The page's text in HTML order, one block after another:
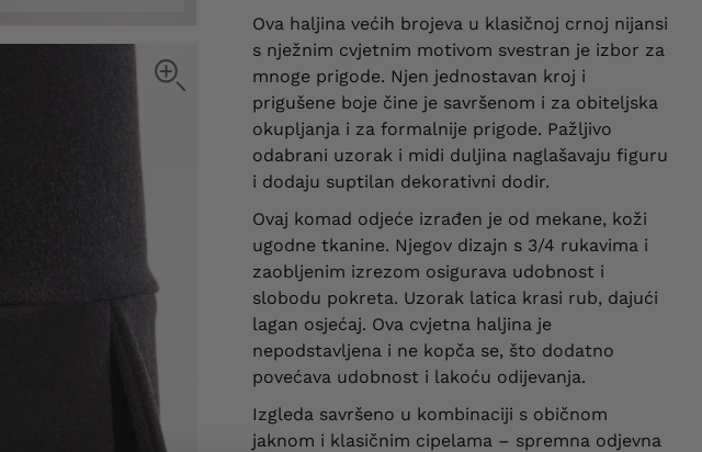
Ova haljina većih brojeva u klasičnoj crnoj nijansi
s nježnim cvjetnim motivom svestran je izbor za
mnoge prigode. Njen jednostavan kroj i
prigušene boje čine je savršenom i za obiteljska
okupljanja i za formalnije prigode. Pažljivo
odabrani uzorak i midi duljina naglašavaju figuru
i dodaju suptilan dekorativni dodir.
Ovaj komad odjeće izrađen je od mekane, koži
ugodne tkanine. Njegov dizajn s 3/4 rukavima i
zaobljenim izrezom osigurava udobnost i
slobodu pokreta. Uzorak latica krasi rub, dajući
lagan osjećaj. Ova cvjetna haljina je
nepodstavljena i ne kopča se, što dodatno
povećava udobnost i lakoću odijevanja.
Izgleda savršeno u kombinaciji s običnom
jaknom i klasičnim cipelama – spremna odjevna